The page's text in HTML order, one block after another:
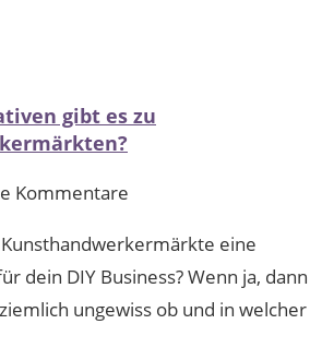
gibt es zu
Kommentare
eine
dein DIY Business? Wenn ja, dann
ungewiss ob und in welcher